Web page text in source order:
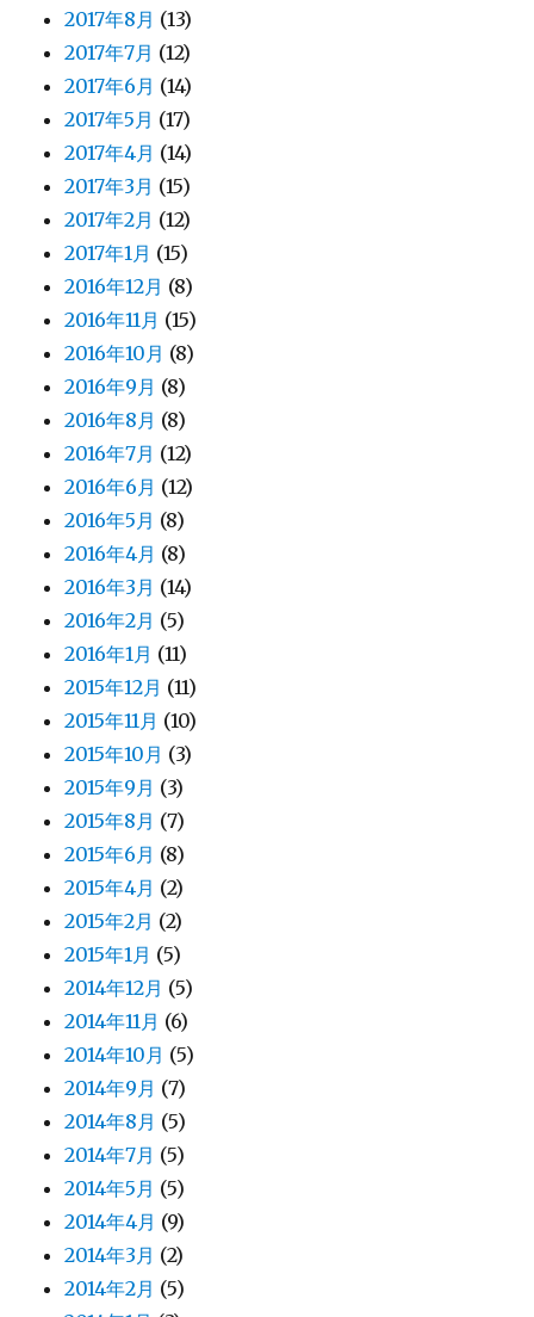
2017年8月 (13)
2017年7月 (12)
2017年6月 (14)
2017年5月 (17)
2017年4月 (14)
2017年3月 (15)
2017年2月 (12)
2017年1月 (15)
2016年12月 (8)
2016年11月 (15)
2016年10月 (8)
2016年9月 (8)
2016年8月 (8)
2016年7月 (12)
2016年6月 (12)
2016年5月 (8)
2016年4月 (8)
2016年3月 (14)
2016年2月 (5)
2016年1月 (11)
2015年12月 (11)
2015年11月 (10)
2015年10月 (3)
2015年9月 (3)
2015年8月 (7)
2015年6月 (8)
2015年4月 (2)
2015年2月 (2)
2015年1月 (5)
2014年12月 (5)
2014年11月 (6)
2014年10月 (5)
2014年9月 (7)
2014年8月 (5)
2014年7月 (5)
2014年5月 (5)
2014年4月 (9)
2014年3月 (2)
2014年2月 (5)